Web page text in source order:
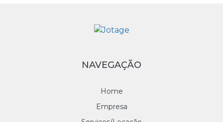
NAVEGAÇÃO
Home
Empresa